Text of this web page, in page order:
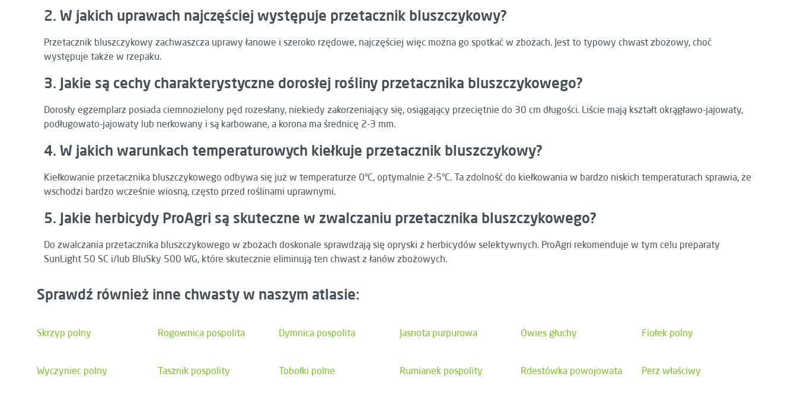
2. W jakich uprawach najczęściej występuje przetacznik bluszczykowy?
Przetacznik bluszczykowy zachwaszcza uprawy łanowe i szeroko rzędowe, najczęściej więc można go spotkać w zbożach. Jest to typowy chwast zbożowy, choć
występuje także w rzepaku.
3. Jakie są cechy charakterystyczne dorosłej rośliny przetacznika bluszczykowego?
Dorosły egzemplarz posiada ciemnozielony pęd rozesłany, niekiedy zakorzeniający się, osiągający przeciętnie do 30 cm długości. Liście mają kształt okrągławo-jajowaty,
podługowato-jajowaty lub nerkowany i są karbowane, a korona ma średnicę 2-3 mm.
4. W jakich warunkach temperaturowych kiełkuje przetacznik bluszczykowy?
Kiełkowanie przetacznika bluszczykowego odbywa się już w temperaturze 0°C, optymalnie 2-5°C. Ta zdolność do kiełkowania w bardzo niskich temperaturach sprawia, że
wschodzi bardzo wcześnie wiosną, często przed roślinami uprawnymi.
5. Jakie herbicydy ProAgri są skuteczne w zwalczaniu przetacznika bluszczykowego?
Do zwalczania przetacznika bluszczykowego w zbożach doskonale sprawdzają się opryski z herbicydów selektywnych. ProAgri rekomenduje w tym celu preparaty
SunLight 50 SC i/lub BluSky 500 WG, które skutecznie eliminują ten chwast z łanów zbożowych.
Sprawdź również inne chwasty w naszym atlasie:
Skrzyp polny Rogownica pospolita Dymnica pospolita Jasnota purpurowa Owies głuchy Fiołek polny
Wyczyniec polny Tasznik pospolity Tobołki polne Rumianek pospolity Rdestówka powojowata Perz właściwy